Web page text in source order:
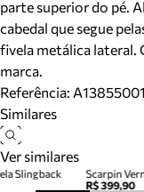
parte superior do pé.
cabedal que segue
fivela metálica lateral.
marca.
Referência:
Similares
Ver similares
Scarpin
R$ 399,90
Slingback